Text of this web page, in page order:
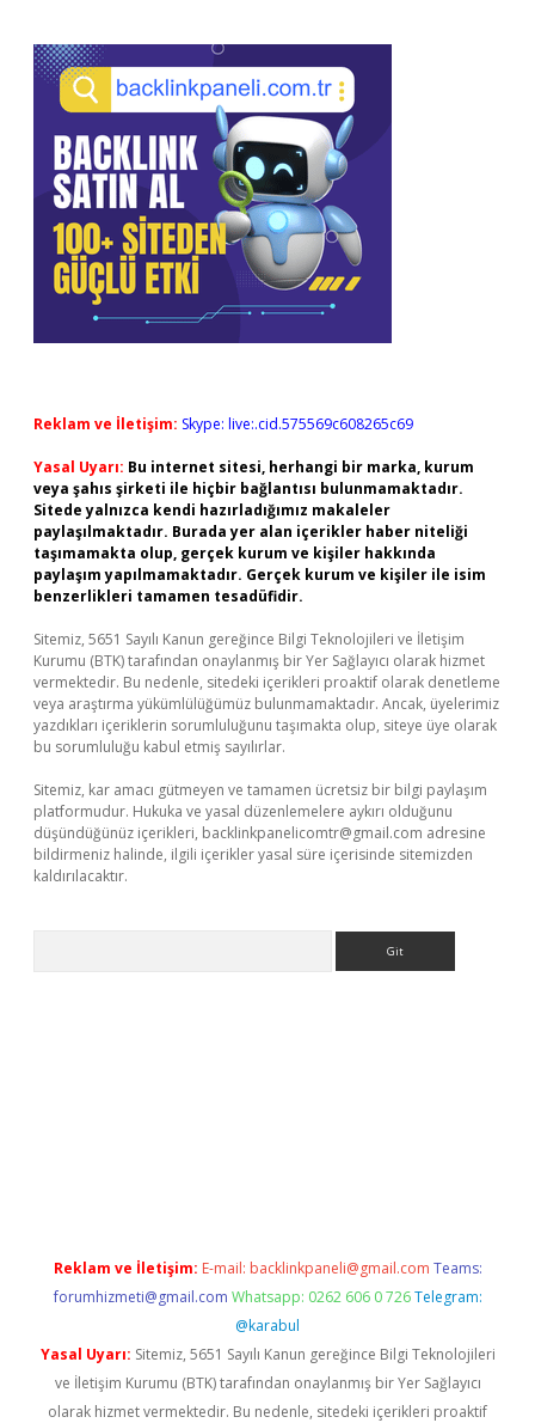
Reklam ve İletişim: Skype: live:.cid.575569c608265c69
Yasal Uyarı: Bu internet sitesi, herhangi bir marka, kurum
veya şahıs şirketi ile hiçbir bağlantısı bulunmamaktadır.
Sitede yalnızca kendi hazırladığımız makaleler
paylaşılmaktadır. Burada yer alan içerikler haber niteliği
taşımamakta olup, gerçek kurum ve kişiler hakkında
paylaşım yapılmamaktadır. Gerçek kurum ve kişiler ile isim
benzerlikleri tamamen tesadüfidir.
Sitemiz, 5651 Sayılı Kanun gereğince Bilgi Teknolojileri ve İletişim
Kurumu (BTK) tarafından onaylanmış bir Yer Sağlayıcı olarak hizmet
vermektedir. Bu nedenle, sitedeki içerikleri proaktif olarak denetleme
veya araştırma yükümlülüğümüz bulunmamaktadır. Ancak, üyelerimiz
yazdıkları içeriklerin sorumluluğunu taşımakta olup, siteye üye olarak
bu sorumluluğu kabul etmiş sayılırlar.
Sitemiz, kar amacı gütmeyen ve tamamen ücretsiz bir bilgi paylaşım
platformudur. Hukuka ve yasal düzenlemelere aykırı olduğunu
düşündüğünüz içerikleri, backlinkpanelicomtr@gmail.com adresine
bildirmeniz halinde, ilgili içerikler yasal süre içerisinde sitemizden
kaldırılacaktır.
Reklam ve İletişim: E-mail: backlinkpaneli@gmail.com Teams:
forumhizmeti@gmail.com Whatsapp: 0262 606 0 726 Telegram:
@karabul
Yasal Uyarı: Sitemiz, 5651 Sayılı Kanun gereğince Bilgi Teknolojileri
ve İletişim Kurumu (BTK) tarafından onaylanmış bir Yer Sağlayıcı
olarak hizmet vermektedir. Bu nedenle, sitedeki içerikleri proaktif